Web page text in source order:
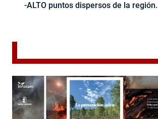
-ALTO puntos dispersos de la región.